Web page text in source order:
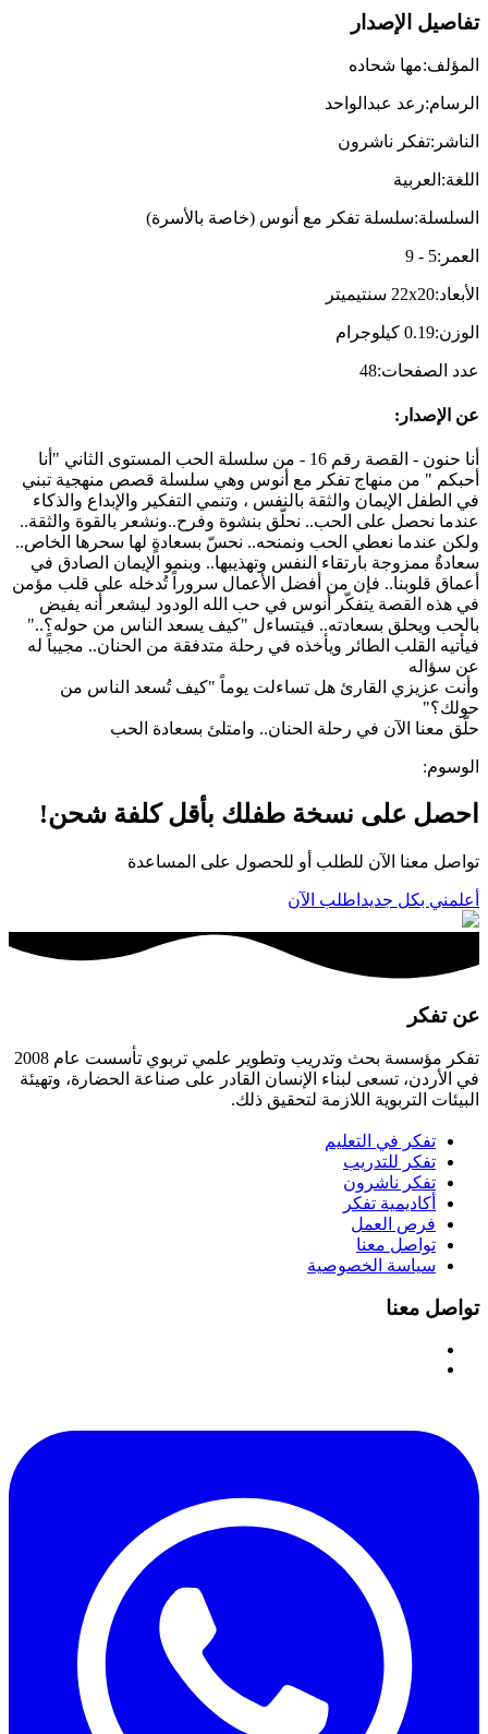
تفاصيل الإصدار
المؤلف:مها شحاده
الرسام:رعد عبدالواحد
الناشر :تفكر ناشرون
اللغة: العربية
السلسلة:سلسلة تفكر مع أنوس (خاصة بالأسرة)
العمر :
5
-
9
الأبعاد:
22x20 سنتيميتر
الوزن:
0.19 كيلوجرام
عدد الصفحات:
48
عن الإصدار :
أنا حنون - القصة رقم 16 - من سلسلة الحب المستوى الثاني "أنا
أحبكم " من منهاج تفكر مع أنوس وهي سلسلة قصص منهجية تبني
في الطفل الإيمان والثقة بالنفس ، وتنمي التفكير والإبداع والذكاء
عندما نحصل على الحب.. نحلّق بنشوة وفرح..ونشعر بالقوة والثقة..
ولكن عندما نعطي الحب ونمنحه.. نحسّ بسعادةٍ لها سحرها الخاص..
سعادةٌ ممزوجة بارتقاء النفس وتهذيبها.. وبنمو الإيمان الصادق في
أعماق قلوبنا.. فإن من أفضل الأعمال سروراً تُدخله على قلب مؤمن
في هذه القصة يتفكّر أنوس في حب الله الودود ليشعر أنه يفيض
بالحب ويحلق بسعادته.. فيتساءل "كيف يسعد الناس من حوله؟.."
فيأتيه القلب الطائر ويأخذه في رحلة متدفقة من الحنان.. مجيباً له
عن سؤاله
وأنت عزيزي القارئ هل تساءلت يوماً "كيف تُسعد الناس من
حولك؟"
حلّق معنا الآن في رحلة الحنان.. وامتلئ بسعادة الحب
الوسوم:
احصل على نسخة طفلك بأقل كلفة شحن!
تواصل معنا الآن للطلب أو للحصول على المساعدة
أعلمني بكل جديد اطلب الآن
عن تفكر
تفكر مؤسسة بحث وتدريب وتطوير علمي تربوي تأسست عام 2008
في الأردن، تسعى لبناء الإنسان القادر على صناعة الحضارة، وتهيئة
البيئات التربوية اللازمة لتحقيق ذلك.
تفكر في التعليم
تفكر للتدريب
تفكر ناشرون
أكاديمية تفكر
فرص العمل
تواصل معنا
سياسة الخصوصية
تواصل معنا